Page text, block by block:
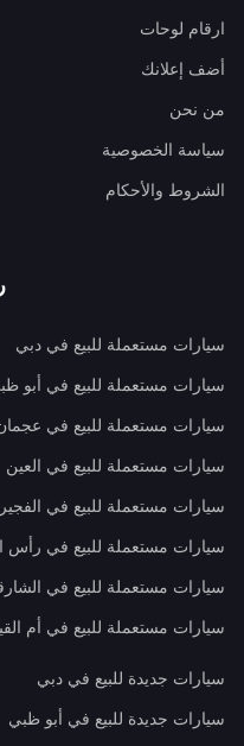
ارقام لوحات
أضف إعلانك
من نحن
سياسة الخصوصية
الشروط والأحكام
سيارات مستعملة للبيع في دبي
سيارات مستعملة للبيع في أبو
سيارات مستعملة للبيع في
سيارات مستعملة للبيع في العين
سيارات مستعملة للبيع في
سيارات مستعملة للبيع في رأس
سيارات مستعملة للبيع في
سيارات مستعملة للبيع في أم
سيارات جديدة للبيع في دبي
سيارات جديدة للبيع في أبو ظبي